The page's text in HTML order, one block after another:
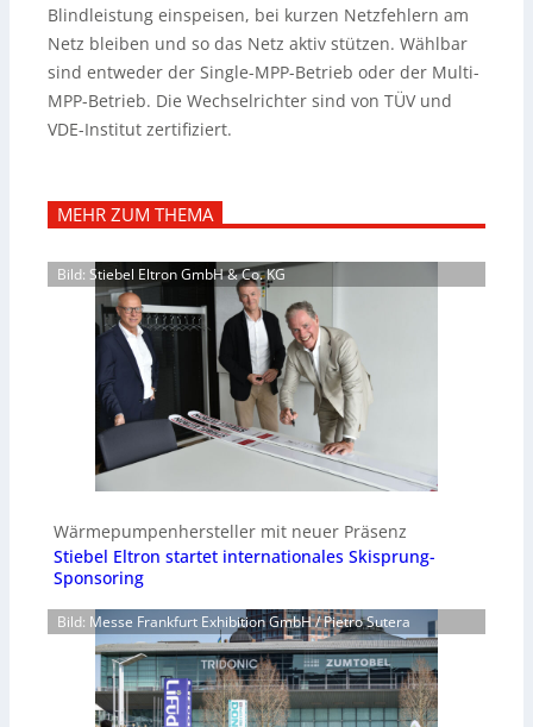
Blindleistung einspeisen, bei kurzen Netzfehlern am
Netz bleiben und so das Netz aktiv stützen. Wählbar
sind entweder der Single-MPP-Betrieb oder der Multi-
MPP-Betrieb. Die Wechselrichter sind von TÜV und
VDE-Institut zertifiziert.
MEHR ZUM THEMA
Bild: Stiebel Eltron GmbH & Co. KG
Wärmepumpenhersteller mit neuer Präsenz
Stiebel Eltron startet internationales Skisprung-
Sponsoring
Bild: Messe Frankfurt Exhibition GmbH / Pietro Sutera